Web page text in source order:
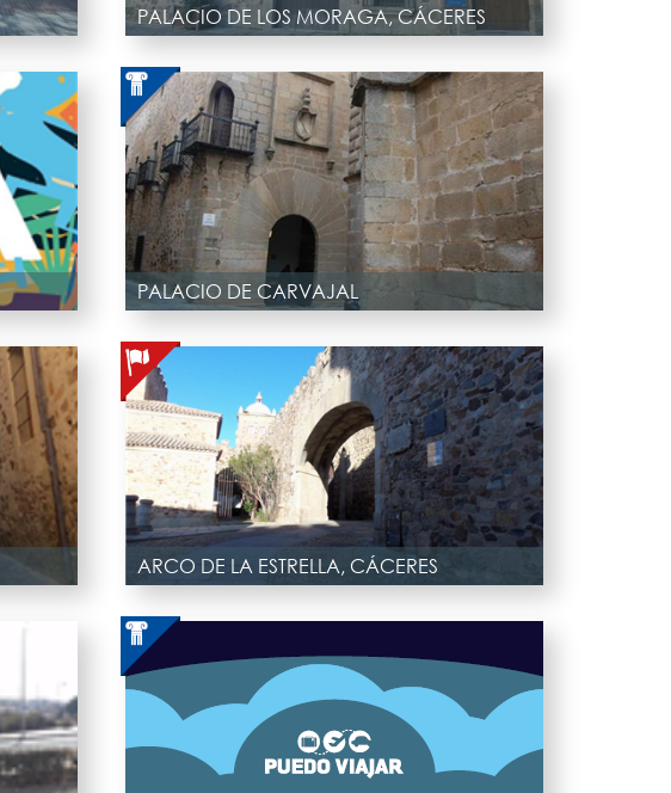
PALACIO DE LOS MORAGA, CÁCERES
PALACIO DE CARVAJAL
ARCO DE LA ESTRELLA, CÁCERES